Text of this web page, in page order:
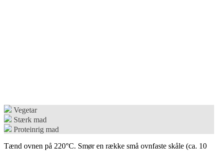
Vegetar
Stærk mad
Proteinrig mad
Tænd ovnen på 220°C. Smør en række små ovnfaste skåle (ca. 10